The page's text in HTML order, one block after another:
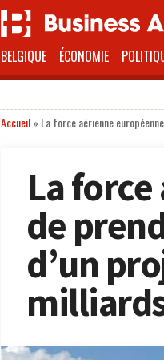
BELGIQUE ÉCONOMIE
Accueil» La force aérienne
La
de
d’un